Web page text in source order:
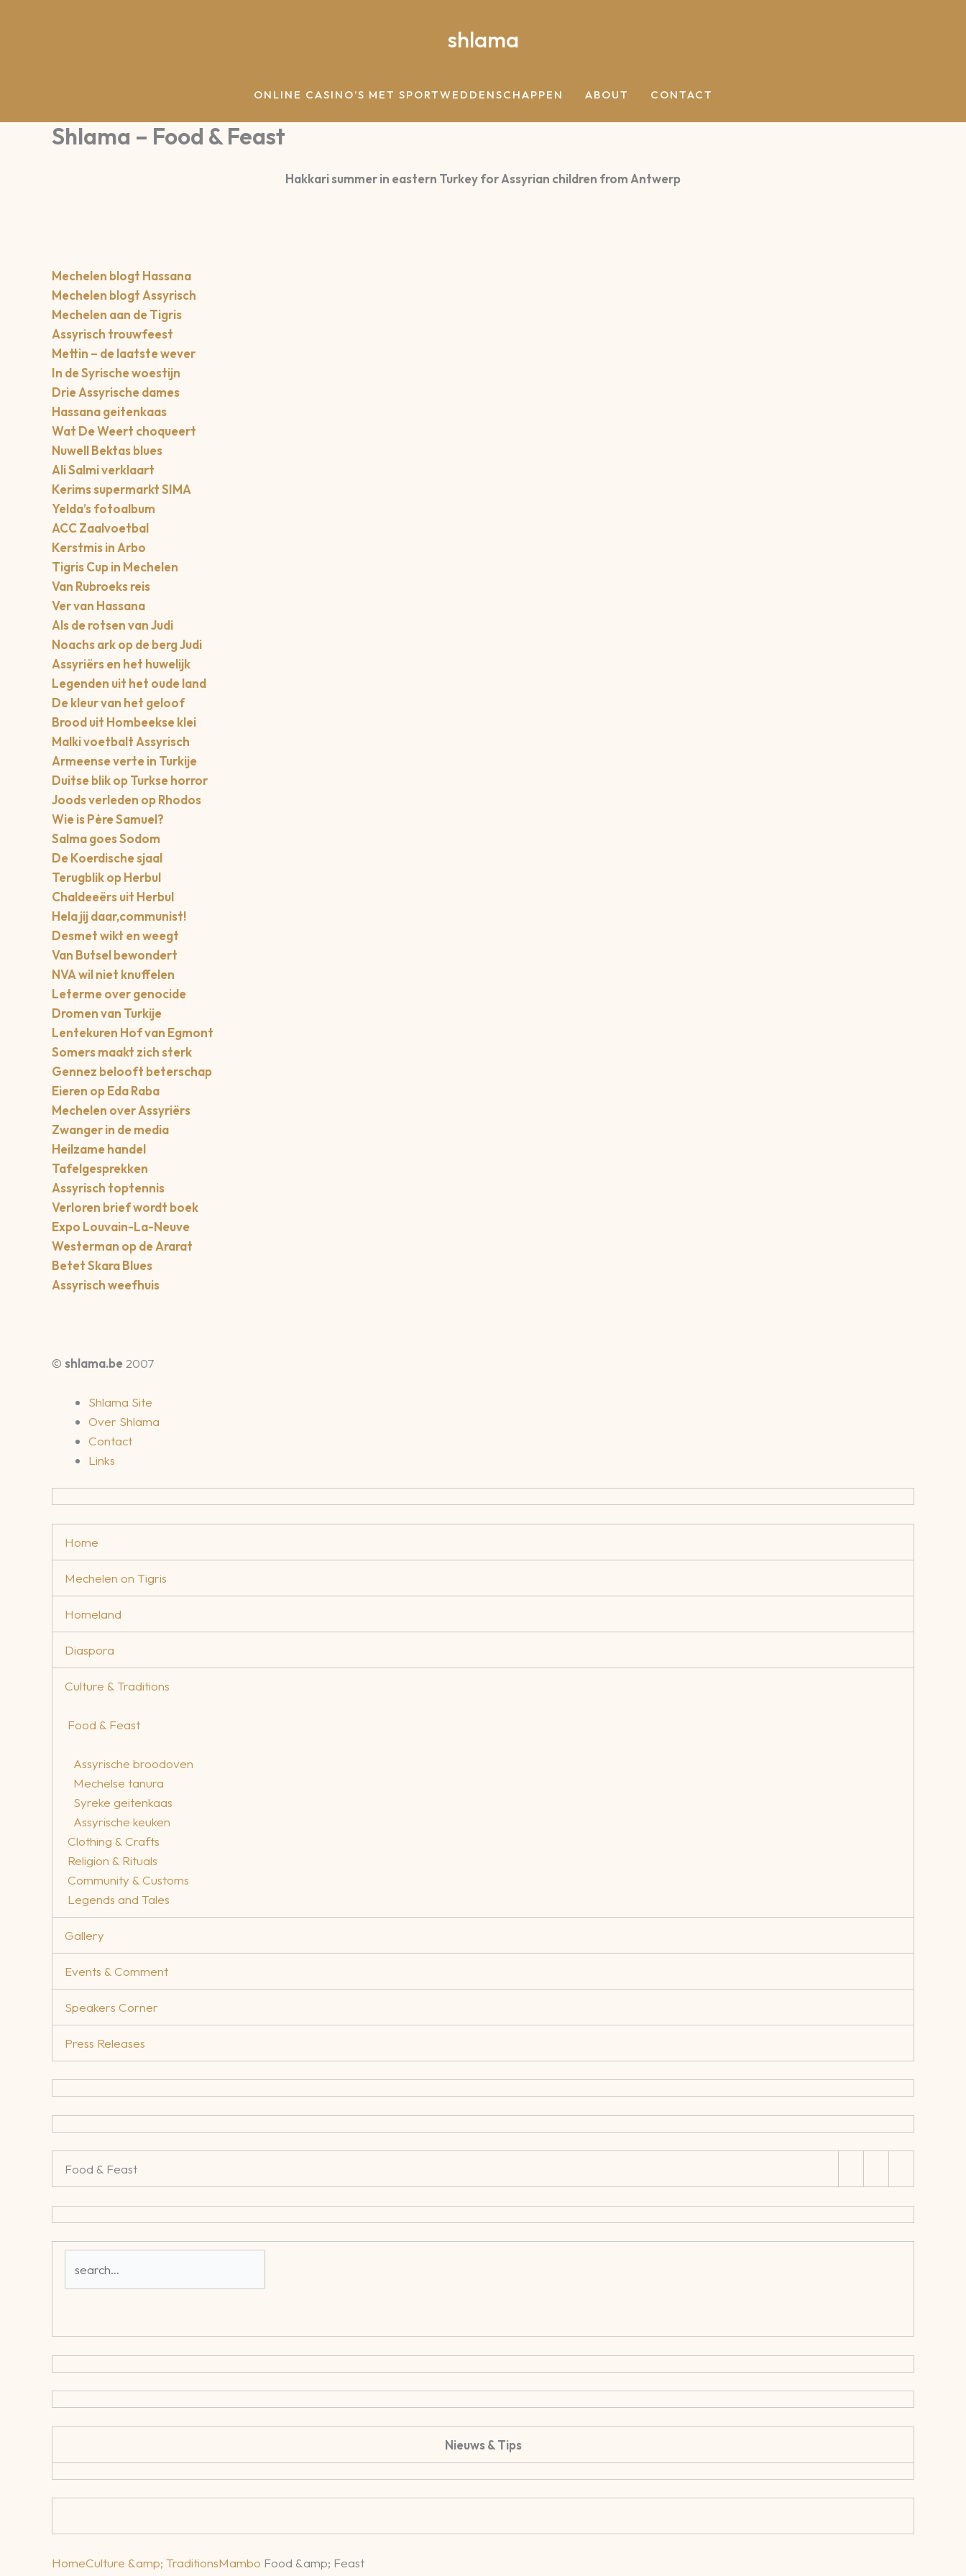
shlama
ONLINE CASINO’S MET SPORTWEDDENSCHAPPEN ABOUT CONTACT
Shlama – Food & Feast
Hakkari summer in eastern Turkey for Assyrian children from Antwerp
Mechelen blogt Hassana
Mechelen blogt Assyrisch
Mechelen aan de Tigris
Assyrisch trouwfeest
Mettin – de laatste wever
In de Syrische woestijn
Drie Assyrische dames
Hassana geitenkaas
Wat De Weert choqueert
Nuwell Bektas blues
Ali Salmi verklaart
Kerims supermarkt SIMA
Yelda’s fotoalbum
ACC Zaalvoetbal
Kerstmis in Arbo
Tigris Cup in Mechelen
Van Rubroeks reis
Ver van Hassana
Als de rotsen van Judi
Noachs ark op de berg Judi
Assyriërs en het huwelijk
Legenden uit het oude land
De kleur van het geloof
Brood uit Hombeekse klei
Malki voetbalt Assyrisch
Armeense verte in Turkije
Duitse blik op Turkse horror
Joods verleden op Rhodos
Wie is Père Samuel?
Salma goes Sodom
De Koerdische sjaal
Terugblik op Herbul
Chaldeeërs uit Herbul
Hela jij daar,communist!
Desmet wikt en weegt
Van Butsel bewondert
NVA wil niet knuffelen
Leterme over genocide
Dromen van Turkije
Lentekuren Hof van Egmont
Somers maakt zich sterk
Gennez belooft beterschap
Eieren op Eda Raba
Mechelen over Assyriërs
Zwanger in de media
Heilzame handel
Tafelgesprekken
Assyrisch toptennis
Verloren brief wordt boek
Expo Louvain-La-Neuve
Westerman op de Ararat
Betet Skara Blues
Assyrisch weefhuis
© shlama.be 2007
Shlama Site
Over Shlama
Contact
Links
Home
Mechelen on Tigris
Homeland
Diaspora
Culture & Traditions
Food & Feast
Assyrische broodoven
Mechelse tanura
Syreke geitenkaas
Assyrische keuken
Clothing & Crafts
Religion & Rituals
Community & Customs
Legends and Tales
Gallery
Events & Comment
Speakers Corner
Press Releases
Food & Feast
Nieuws & Tips
HomeCulture &amp; TraditionsMambo Food &amp; Feast